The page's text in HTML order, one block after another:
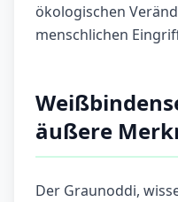
ökologischen
menschlichen
äußere
Der Graunoddi,